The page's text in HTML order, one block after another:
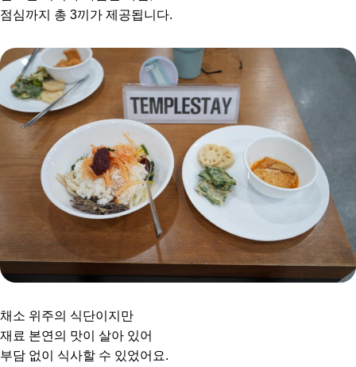
점심까지 총 3끼가 제공됩니다.
채소 위주의 식단이지만
재료 본연의 맛이 살아 있어
부담 없이 식사할 수 있었어요.